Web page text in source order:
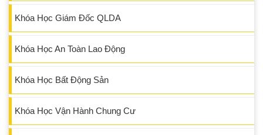
Khóa Học Giám Đốc QLDA
Khóa Học An Toàn Lao Động
Khóa Học Bất Động Sản
Khóa Học Vận Hành Chung Cư